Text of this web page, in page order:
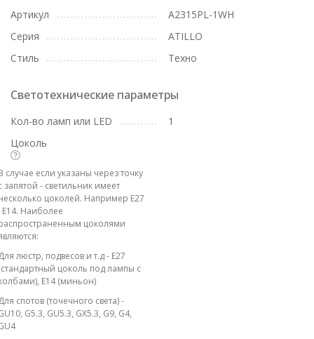
Артикул
A2315PL-1WH
Серия
ATILLO
Стиль
Техно
Светотехнические параметры
Кол-во ламп или LED
1
Цоколь
случае если указаны через точку
запятой - светильник имеет
цоколей. Например E27
E14. Наиболее
цоколями
люстр, подвесов и т.д - E27
цоколь под лампы с
E14 (миньон)
спотов (точечного света) -
G5.3, GU5.3, GX5.3, G9, G4,